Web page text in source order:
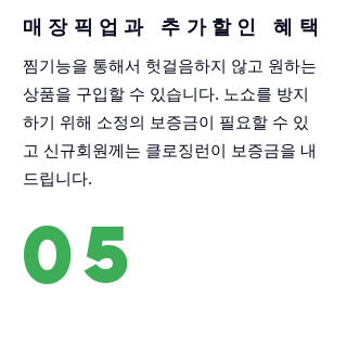
매장픽업과 추가할인 혜택
찜기능을 통해서 헛걸음하지 않고 원하는
상품을 구입할 수 있습니다. 노쇼를 방지
하기 위해 소정의 보증금이 필요할 수 있
고 신규회원께는 클로징런이 보증금을 내
드립니다.
05